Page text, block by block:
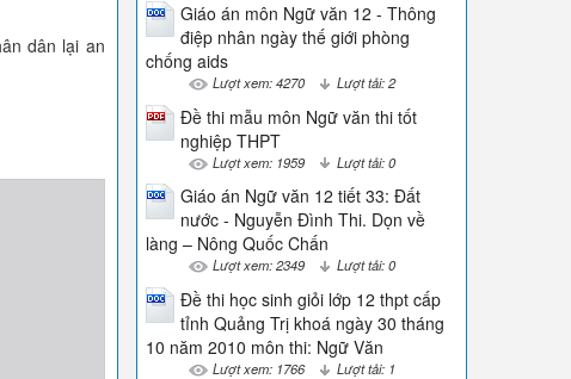
dân lại an
Giáo án môn Ngữ văn 12 - Thông
điệp nhân ngày thế giới phòng
chống aids
Lượt xem: 4270 Lượt tải: 2
Đề thi mẫu môn Ngữ văn thi tốt
nghiệp THPT
Lượt xem: 1959 Lượt tải: 0
Giáo án Ngữ văn 12 tiết 33: Đất
nước - Nguyễn Đình Thi. Dọn về
làng – Nông Quốc Chấn
Lượt xem: 2349 Lượt tải: 0
Đề thi học sinh giỏi lớp 12 thpt cấp
tỉnh Quảng Trị khoá ngày 30 tháng
10 năm 2010 môn thi: Ngữ Văn
Lượt xem: 1766 Lượt tải: 1